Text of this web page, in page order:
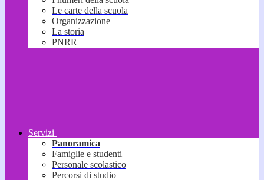
Le carte della scuola
Organizzazione
La storia
PNRR
Servizi
Panoramica
Famiglie e studenti
Personale scolastico
Percorsi di studio